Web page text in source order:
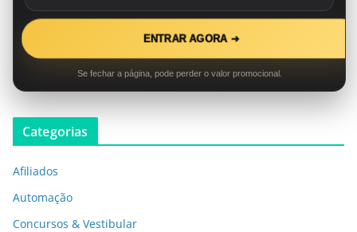
ENTRAR AGORA ➜
Se fechar a página, pode perder o valor promocional.
Categorias
Afiliados
Automação
Concursos & Vestibular